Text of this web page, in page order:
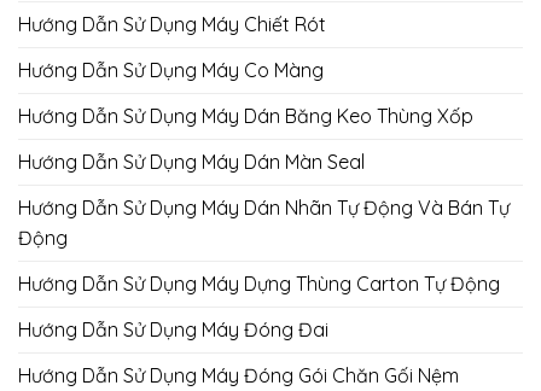
Hướng Dẫn Sử Dụng Máy Chiết Rót
Hướng Dẫn Sử Dụng Máy Co Màng
Hướng Dẫn Sử Dụng Máy Dán Băng Keo Thùng Xốp
Hướng Dẫn Sử Dụng Máy Dán Màn Seal
Hướng Dẫn Sử Dụng Máy Dán Nhãn Tự Động Và Bán Tự
Động
Hướng Dẫn Sử Dụng Máy Dựng Thùng Carton Tự Động
Hướng Dẫn Sử Dụng Máy Đóng Đai
Hướng Dẫn Sử Dụng Máy Đóng Gói Chăn Gối Nệm